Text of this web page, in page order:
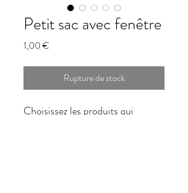
Petit sac avec fenêtre
1,00 €
Rupture de stock
Choisissez les produits qui